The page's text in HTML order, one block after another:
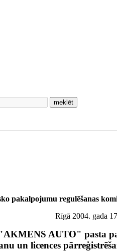
meklēt
pakalpojumu regulēšanas
Rīgā 2004. gada
AUTO" pasta
un licences